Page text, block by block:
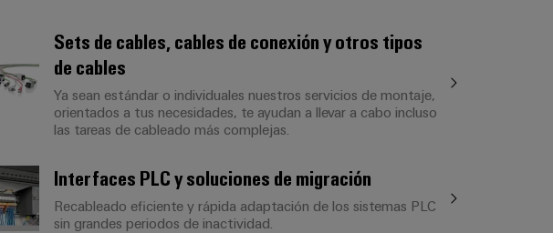
Sets de cables, cables de conexión y otros tipos
de cables
Ya sean estándar o individuales nuestros servicios de montaje,
orientados a tus necesidades, te ayudan a llevar a cabo incluso
las tareas de cableado más complejas.
Interfaces PLC y soluciones de migración
Recableado eficiente y rápida adaptación de los sistemas PLC
sin grandes periodos de inactividad.